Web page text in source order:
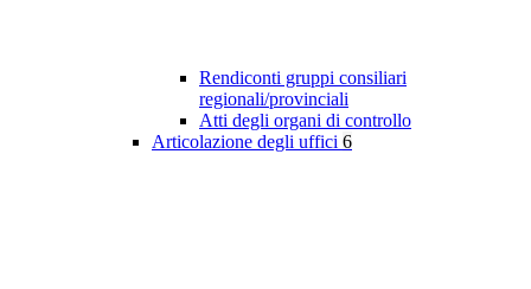
Rendiconti gruppi consiliari
regionali/provinciali
Atti degli organi di controllo
Articolazione degli uffici 6